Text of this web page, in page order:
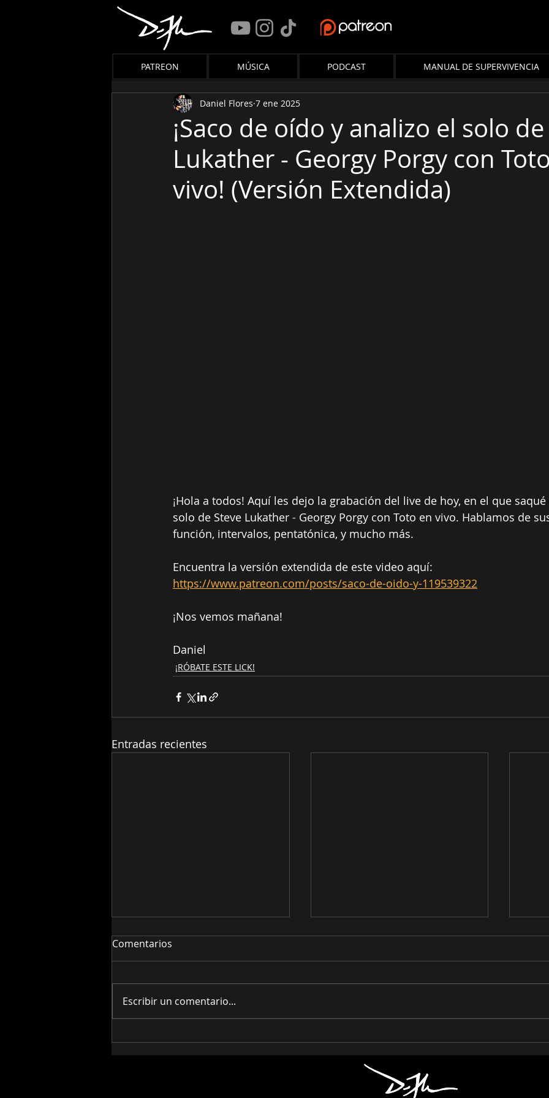
PATREON MÚSICA PODCAST MANUAL DE SUPERVIVENCIA
¡Saco de oído y analizo el solo
Lukather - Georgy Porgy con
vivo! (Versión Extendida)
Daniel Flores 7 ene 2025
¡Hola a todos! Aquí les dejo la grabación del live de hoy, en el que
solo de Steve Lukather - Georgy Porgy con Toto en vivo. Hablamos de
función, intervalos, pentatónica, y mucho más.
Encuentra la versión extendida de este video aquí:
https://www.patreon.com/posts/saco-de-oido-y-119539322
¡Nos vemos mañana!
Daniel
¡RÓBATE ESTE LICK!
Entradas recientes
Guy: Pentatónica Menor +
- Tippin' Point (Teemu
Mäntysaari)
Comentarios
Escribir un comentario...